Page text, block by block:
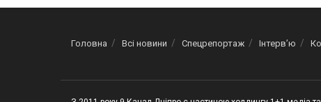
Головна Всі новини Спецрепортаж Інтерв’ю